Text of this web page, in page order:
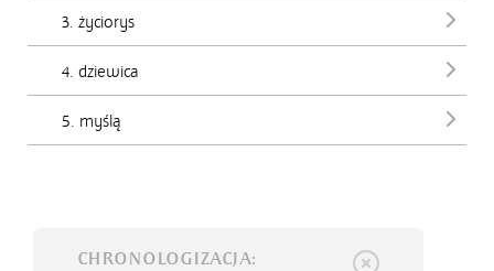
3. życiorys
4. dziewica
5. myślą
CHRONOLOGIZACJA: